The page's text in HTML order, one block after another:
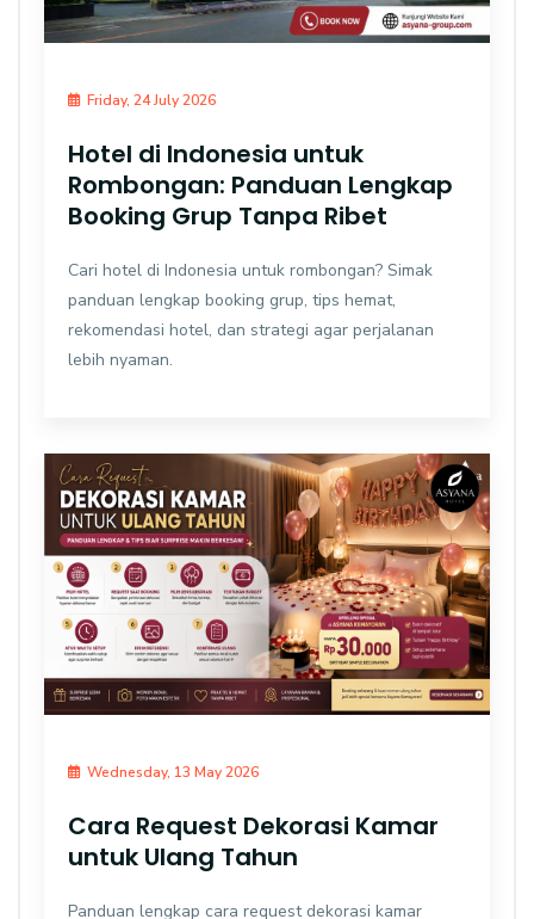
Friday, 24 July 2026
Hotel di Indonesia untuk
Rombongan: Panduan Lengkap
Booking Grup Tanpa Ribet
Cari hotel di Indonesia untuk rombongan? Simak
panduan lengkap booking grup, tips hemat,
rekomendasi hotel, dan strategi agar perjalanan
lebih nyaman.
Wednesday, 13 May 2026
Cara Request Dekorasi Kamar
untuk Ulang Tahun
Panduan lengkap cara request dekorasi kamar